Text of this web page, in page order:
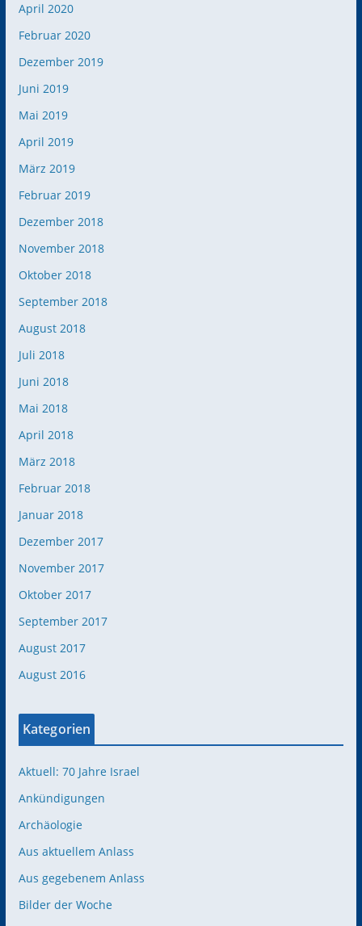
April 2020
Februar 2020
Dezember 2019
Juni 2019
Mai 2019
April 2019
März 2019
Februar 2019
Dezember 2018
November 2018
Oktober 2018
September 2018
August 2018
Juli 2018
Juni 2018
Mai 2018
April 2018
März 2018
Februar 2018
Januar 2018
Dezember 2017
November 2017
Oktober 2017
September 2017
August 2017
August 2016
Kategorien
Aktuell: 70 Jahre Israel
Ankündigungen
Archäologie
Aus aktuellem Anlass
Aus gegebenem Anlass
Bilder der Woche